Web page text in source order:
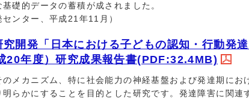
礎的データの蓄積が成されました。
ンター、平成21年11月）
開発「日本における子どもの認知・行動発
20年度）研究成果報告書(PDF:32.4MB)
メカニズム、特に社会能力の神経基盤および発達期にお
らかにすることを目的とした研究です。発達障害に関連